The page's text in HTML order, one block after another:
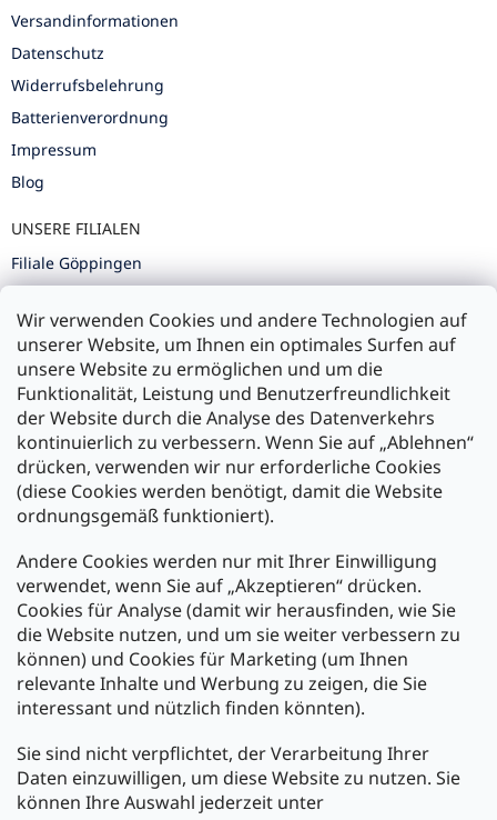
Wir verwenden Cookies und andere Technologien auf
unserer Website, um Ihnen ein optimales Surfen auf
unsere Website zu ermöglichen und um die
Funktionalität, Leistung und Benutzerfreundlichkeit
der Website durch die Analyse des Datenverkehrs
kontinuierlich zu verbessern. Wenn Sie auf „Ablehnen“
drücken, verwenden wir nur erforderliche Cookies
(diese Cookies werden benötigt, damit die Website
ordnungsgemäß funktioniert).
Andere Cookies werden nur mit Ihrer Einwilligung
verwendet, wenn Sie auf „Akzeptieren“ drücken.
Cookies für Analyse (damit wir herausfinden, wie Sie
die Website nutzen, und um sie weiter verbessern zu
können) und Cookies für Marketing (um Ihnen
relevante Inhalte und Werbung zu zeigen, die Sie
interessant und nützlich finden könnten).
Sie sind nicht verpflichtet, der Verarbeitung Ihrer
Daten einzuwilligen, um diese Website zu nutzen. Sie
können Ihre Auswahl jederzeit unter
Versandinformationen
Datenschutz
Widerrufsbelehrung
Batterienverordnung
Impressum
Blog
UNSERE FILIALEN
Filiale Göppingen
Filiale Ulm
Zahlung und Versand
Versand mit:
Zahlarten:
Newsletter abonnieren
Legen Sie Ihre E-Mail ein und wir werden Ihnen Informationen